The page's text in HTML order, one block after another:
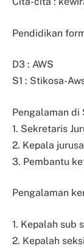
Pendidikan
D3 : AWS
S1 : Stikosa-
Pengalaman di
1. Sekretaris
2. Kepala
3. Pembantu
Pengalaman
1. Kepalah sub
2. Kepalah